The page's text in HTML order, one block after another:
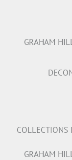
GRAHAM
COLLECTIONS
GRAHAM